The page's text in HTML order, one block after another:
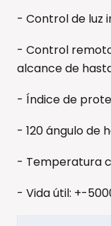
- Control de luz
- Control
alcance de
- Índice de
- 120 ángulo de
- Temperatura
- Vida útil: +-